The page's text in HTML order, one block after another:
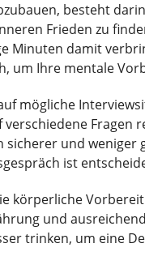
besteht
Frieden zu
Minuten damit
um Ihre mentale
mögliche
verschiedene
sicherer und
ist
körperliche
und
trinken, um eine